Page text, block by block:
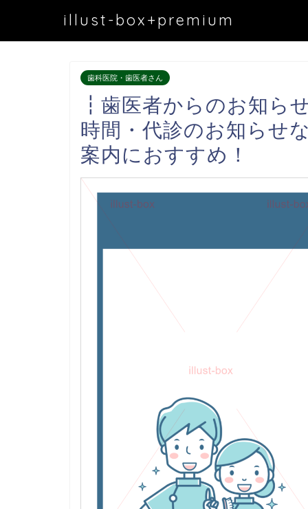
illust-box+premium
歯科医院・歯医者さん
┇歯医者からのお知ら
時間・代診のお知らせ
案内におすすめ！